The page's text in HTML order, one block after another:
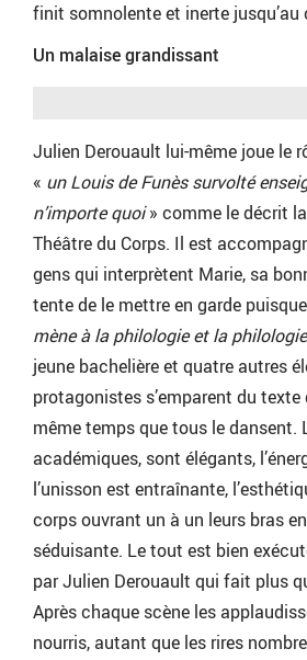
finit somnolente et inerte jusqu’au
Un malaise grandissant
Julien Derouault lui-même joue le
« un Louis de Funès survolté
n’importe quoi» comme le décrit
Théâtre du Corps. Il est
gens qui interprètent Marie, sa
tente de le mettre en garde
mène à la philologie et la
jeune bachelière et quatre autres
protagonistes s’emparent du texte
même temps que tous le dansent.
académiques, sont élégants,
l’unisson est entraînante,
corps ouvrant un à un leurs bras
séduisante. Le tout est bien
par Julien Derouault qui fait plus
Après chaque scène les
nourris, autant que les rires